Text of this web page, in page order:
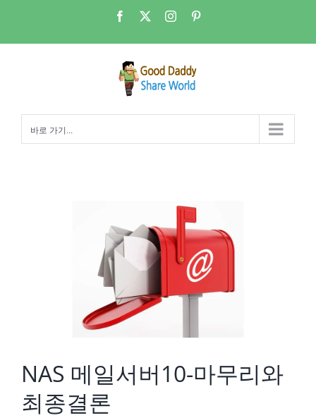
츠
Facebook Instagram
바로 가기...
NAS 메일서버10-마무리와
최종결론